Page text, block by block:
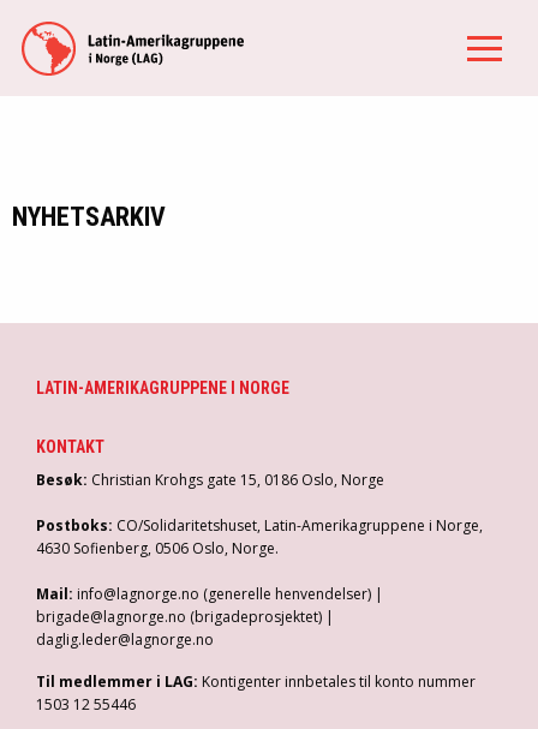
NYHETSARKIV
LATIN-AMERIKAGRUPPENE I NORGE
KONTAKT
Besøk: Christian Krohgs gate 15, 0186 Oslo, Norge
Postboks: CO/Solidaritetshuset, Latin-Amerikagruppene i Norge,
4630 Sofienberg, 0506 Oslo, Norge.
Mail: info@lagnorge.no (generelle henvendelser) |
brigade@lagnorge.no (brigadeprosjektet) |
daglig.leder@lagnorge.no
Til medlemmer i LAG: Kontigenter innbetales til konto nummer
1503 12 55446